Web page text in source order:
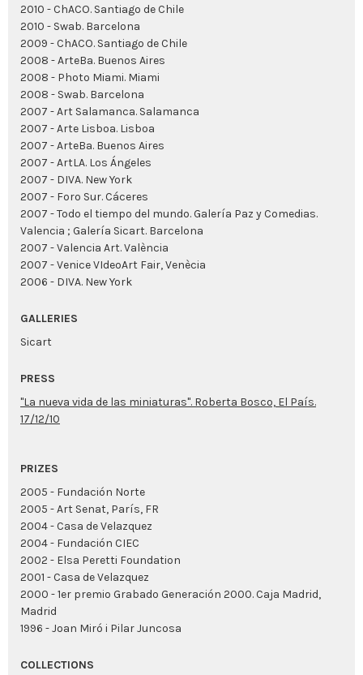
2010 - ChACO. Santiago de Chile
2010 - Swab. Barcelona
2009 - ChACO. Santiago de Chile
2008 - ArteBa. Buenos Aires
2008 - Photo Miami. Miami
2008 - Swab. Barcelona
2007 - Art Salamanca. Salamanca
2007 - Arte Lisboa. Lisboa
2007 - ArteBa. Buenos Aires
2007 - ArtLA. Los Ángeles
2007 - DIVA. New York
2007 - Foro Sur. Cáceres
2007 - Todo el tiempo del mundo. Galería Paz y Comedias.
Valencia ; Galería Sicart. Barcelona
2007 - Valencia Art. València
2007 - Venice VIdeoArt Fair, Venècia
2006 - DIVA. New York
GALLERIES
Sicart
PRESS
"La nueva vida de las miniaturas". Roberta Bosco, El País.
17/12/10
PRIZES
2005 - Fundación Norte
2005 - Art Senat, París, FR
2004 - Casa de Velazquez
2004 - Fundación CIEC
2002 - Elsa Peretti Foundation
2001 - Casa de Velazquez
2000 - 1er premio Grabado Generación 2000. Caja Madrid,
Madrid
1996 - Joan Miró i Pilar Juncosa
COLLECTIONS